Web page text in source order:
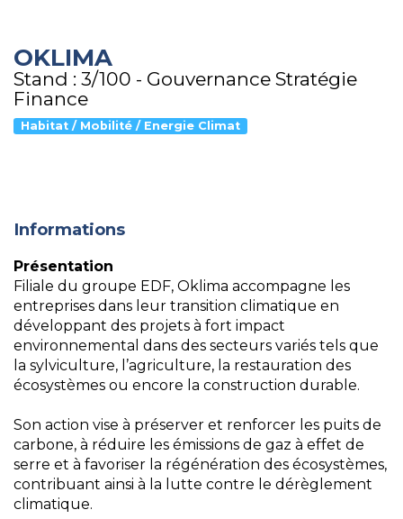
OKLIMA
Stand : 3/100 - Gouvernance Stratégie
Finance
Habitat / Mobilité / Energie Climat
Informations
Présentation
Filiale du groupe EDF, Oklima accompagne les
entreprises dans leur transition climatique en
développant des projets à fort impact
environnemental dans des secteurs variés tels que
la sylviculture, l’agriculture, la restauration des
écosystèmes ou encore la construction durable.
Son action vise à préserver et renforcer les puits de
carbone, à réduire les émissions de gaz à effet de
serre et à favoriser la régénération des écosystèmes,
contribuant ainsi à la lutte contre le dérèglement
climatique.